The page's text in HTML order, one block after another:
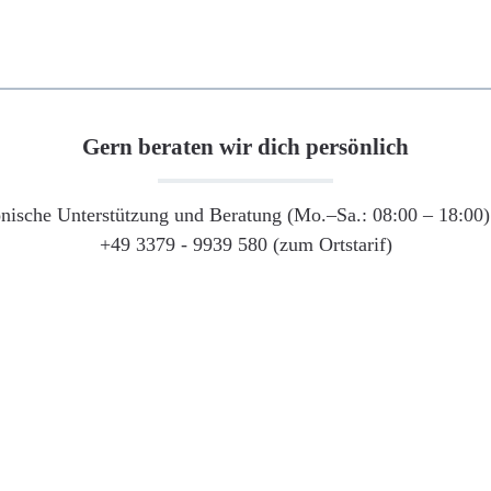
Gern beraten wir dich persönlich
Unterstützung und Beratung (Mo.–Sa.: 08:00 –
+49 3379 - 9939 580 (zum Ortstarif)